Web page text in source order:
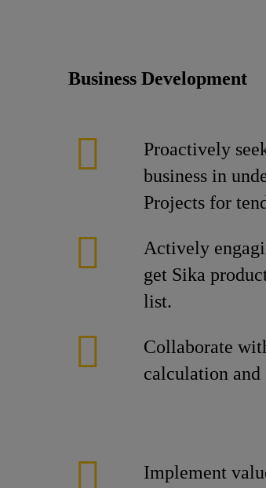
Business Development
Proactively
business in
Projects for
Actively
get Sika
list.
Collaborate
calculation and
Implement